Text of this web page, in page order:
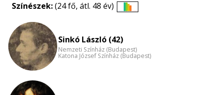
Színészek:(24 fő, átl. 48 év)
Sinkó László (42)
Nemzeti Színház (Budapest)
Katona József Színház (Budapest)